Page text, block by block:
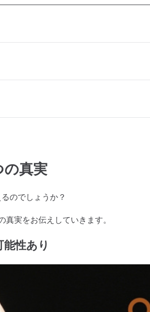
の真実
のでしょうか？
実をお伝えしていきます。
性あり